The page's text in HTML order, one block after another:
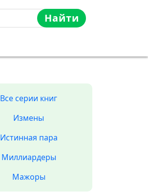
Найти
Все серии книг
Измены
Истинная пара
Миллиардеры
Мажоры